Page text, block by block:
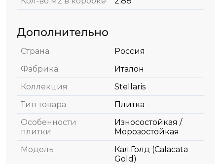
Дополнительно
Страна
Россия
Фабрика
Италон
Коллекция
Stellaris
Тип товара
Плитка
Особенности
плитки
Износостойкая /
Морозостойкая
Модель
Кал.Голд (Calacata
Gold)